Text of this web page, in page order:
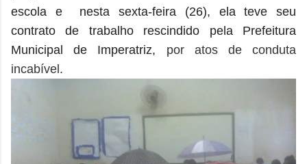
escola e nesta sexta-feira (26), ela teve seu
contrato de trabalho rescindido pela Prefeitura
Municipal de Imperatriz, por atos de conduta
incabível.